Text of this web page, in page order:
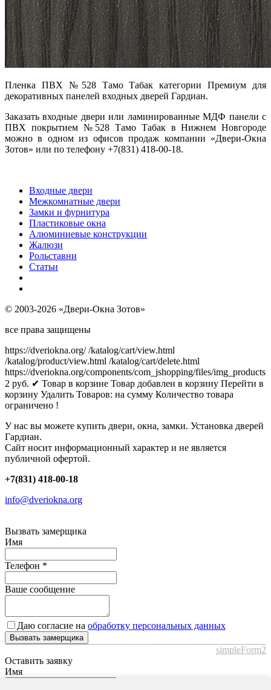
Пленка ПВХ №528 Тамо Табак категории Премиум для
декоративных панелей входных дверей Гардиан.
Заказать входные двери или ламинированные МДФ панели с
ПВХ покрытием №528 Тамо Табак в Нижнем Новгороде
можно в одном из офисов продаж компании «Двери-Окна
Зотов» или по телефону +7(831) 418-00-18.
Входные двери
Межкомнатные двери
Замки и фурнитура
Пластиковые окна
Алюминиевые конструкции
Жалюзи
Рольставни
Статьи
© 2003-2026 «Двери-Окна Зотов»
все права защищены
https://dveriokna.org/ /katalog/cart/view.html
/katalog/product/view.html /katalog/cart/delete.html
https://dveriokna.org/components/com_jshopping/files/img_products
2 руб. ✔ Товар в корзине Товар добавлен в корзину Перейти в
корзину Удалить Товаров: на сумму Количество товара
ограничено !
У нас вы можете купить двери, окна, замки. Установка дверей
Гардиан.
Сайт носит информационный характер и не является
публичной офертой.
+7(831) 418-00-18
info@dveriokna.org
Вызвать замерщика
Имя
Телефон *
Ваше сообщение
Даю согласие на обработку персональных данных
Вызвать замерщика
simpleForm2
Оставить заявку
Имя